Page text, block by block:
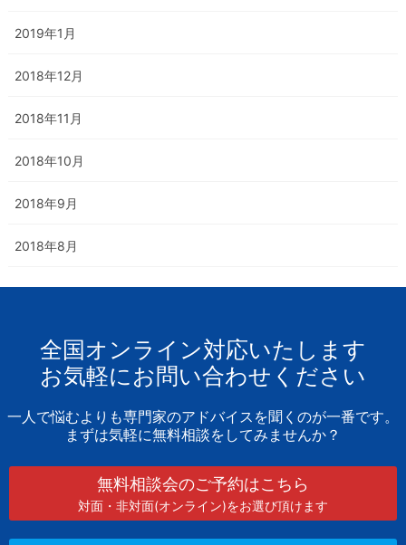
2019年1月
2018年12月
2018年11月
2018年10月
2018年9月
2018年8月
全国オンライン対応いたします
お気軽にお問い合わせください
一人で悩むよりも専門家のアドバイスを聞くのが一番です。
まずは気軽に無料相談をしてみませんか？
無料相談会のご予約はこちら
対面・非対面(オンライン)をお選び頂けます